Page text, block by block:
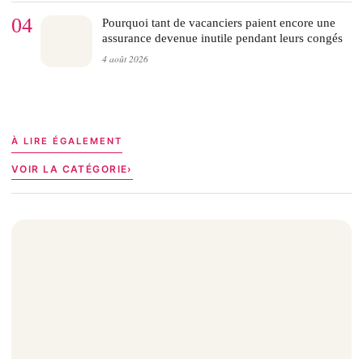
04
Pourquoi tant de vacanciers paient encore une
assurance devenue inutile pendant leurs congés
4 août 2026
À LIRE ÉGALEMENT
VOIR LA CATÉGORIE